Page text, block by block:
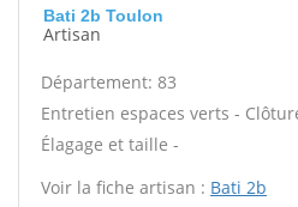
Bati 2b Toulon
Artisan
Département: 83
Entretien espaces verts -
Élagage et taille -
Voir la fiche artisan : Bati 2b